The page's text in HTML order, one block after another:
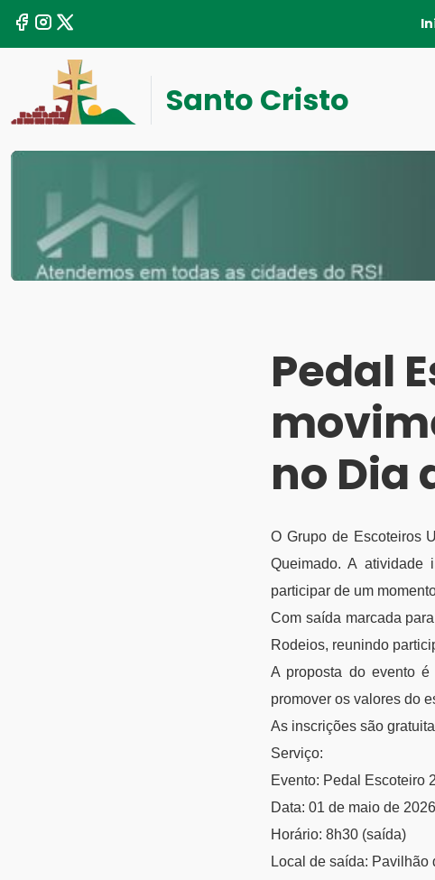
Santo Cristo
Pedal
no Dia
O Grupo de Escoteiros
Queimado. A
participar de um
Com saída marcada
Rodeios, reunindo
A proposta do evento
promover os valores do
As inscrições são
Serviço:
Evento: Pedal Escoteiro
Data: 01 de maio de 2026
Horário: 8h30 (saída)
Local de saída: Pavilhão